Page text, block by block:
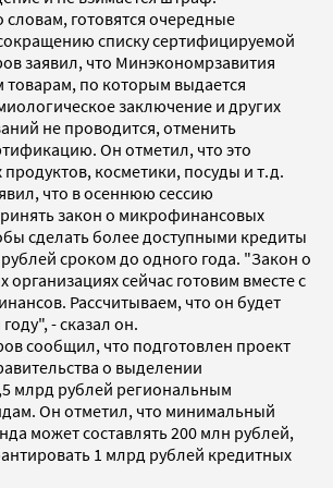
словам, готовятся очередные
списку сертифицируемой
заявил, что Минэкономрзавития
товарам, по которым выдается
заключение и других
не проводится, отменить
Он отметил, что это
косметики, посуды и т.д.
что в осеннюю сессию
закон о микрофинансовых
сделать более доступными кредиты
сроком до одного года. "Закон о
сейчас готовим вместе с
Рассчитываем, что он будет
- сказал он.
сообщил, что подготовлен проект
о выделении
млрд рублей региональным
Он отметил, что минимальный
может составлять 200 млн рублей,
1 млрд рублей кредитных